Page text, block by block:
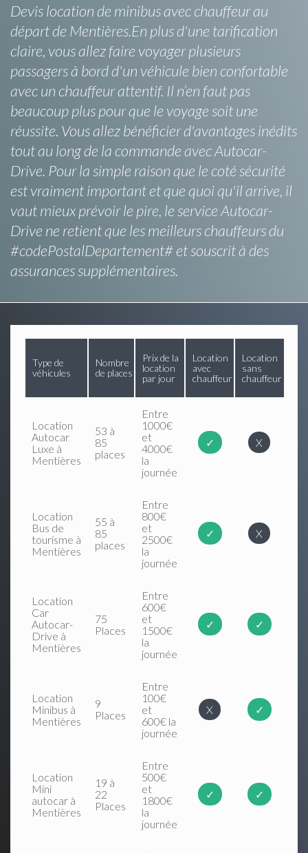
Devis location de minibus avec chauffeur au
départ de Mentières.En plus d'une tarification
claire, vous allez faire voyager plusieurs
passagers à bord d'un véhicule bien confortable
avec un chauffeur attentif. Il n’en faut pas
beaucoup plus pour que le voyage soit une
réussite. Vous allez bénéficier d'avantages inédits
tout au long de la commande avec Autocar-
Drive. Pour la simple raison que le coté sécurité
est vraiment important et que quoi qu'il arrive, il
vaut mieux prévoir le pire, le service Autocar-
Drive ne retient que les meilleurs chauffeurs du
#codePostalDepartement# et souscrit à des
assurances supplémentaires.
Type de
véhicules
Nombre
de places
Prix de la
location
par jour
Location
avec
chauffeur
Location
sans
chauffeur
Location
Autocar
Luxe à
Mentières
53 à
85
places
Entre
1000€
et
4000€
la
journée
✓ X
Location
Bus de
tourisme à
Mentières
55 à
85
places
Entre
800€
et
2500€
la
journée
✓ X
Location
Car
Autocar-
Drive à
Mentières
75
Places
Entre
600€
et
1500€
la
journée
✓ ✓
Location
Minibus à
Mentières
9
Places
Entre
100€
et
600€ la
journée
X ✓
Location
Mini
autocar à
Mentières
19 à
22
Places
Entre
500€
et
1800€
la
journée
✓ ✓